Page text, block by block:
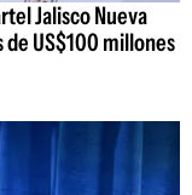
Jalisco Nueva
de US$100 millones